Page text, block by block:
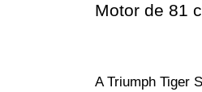
Motor de 81
A Triumph Tiger